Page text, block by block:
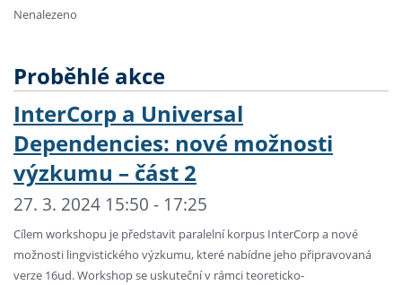
Nenalezeno
Proběhlé akce
InterCorp a Universal
Dependencies: nové možnosti
výzkumu – část 2
27. 3. 2024 15:50 - 17:25
Cílem workshopu je představit paralelní korpus InterCorp a nové
možnosti lingvistického výzkumu, které nabídne jeho připravovaná
verze 16ud. Workshop se uskuteční v rámci teoreticko-